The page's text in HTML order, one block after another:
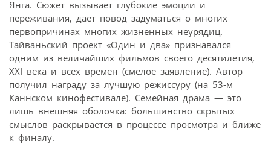
Янга. Сюжет вызывает глубокие эмоции и
переживания, дает повод задуматься о многих
первопричинах многих жизненных неурядиц.
Тайваньский проект «Один и два» признавался
одним из величайших фильмов своего десятилетия,
XXI века и всех времен (смелое заявление). Автор
получил награду за лучшую режиссуру (на 53-м
Каннском кинофестивале). Семейная драма — это
лишь внешняя оболочка: большинство скрытых
смыслов раскрывается в процессе просмотра и ближе
к финалу.